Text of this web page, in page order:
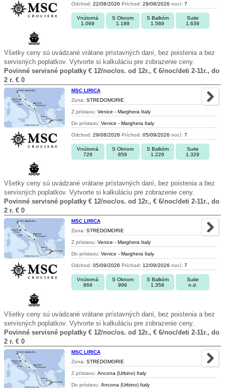
Odchod: 22/08/2026 Príchod: 29/08/2026 nocí: 7
Vnútorná
1.069
S Oknom
1.199
S Balkóm
1.569
Suite
1.639
Všetky ceny sú uvádzané vrátane prístavných daní, bez poistenia a bez
servisných poplatkov. Vytvorte si kalkuláciu pre zobrazenie ceny.
Povinné servisné poplatky € 12/noc/os. od 12r., € 6/noc/deti 2-11r., do
2 r. € 0
MSC LIRICA
Zona: STREDOMORIE
Z prístavu: Venice - Marghera Italy
Do prístavu: Venice - Marghera Italy
Odchod: 29/08/2026 Príchod: 05/09/2026 nocí: 7
Vnútorná
729
S Oknom
859
S Balkóm
1.229
Suite
1.329
Všetky ceny sú uvádzané vrátane prístavných daní, bez poistenia a bez
servisných poplatkov. Vytvorte si kalkuláciu pre zobrazenie ceny.
Povinné servisné poplatky € 12/noc/os. od 12r., € 6/noc/deti 2-11r., do
2 r. € 0
MSC LIRICA
Zona: STREDOMORIE
Z prístavu: Venice - Marghera Italy
Do prístavu: Venice - Marghera Italy
Odchod: 05/09/2026 Príchod: 12/09/2026 nocí: 7
Vnútorná
869
S Oknom
999
S Balkóm
1.359
Suite
n.d.
Všetky ceny sú uvádzané vrátane prístavných daní, bez poistenia a bez
servisných poplatkov. Vytvorte si kalkuláciu pre zobrazenie ceny.
Povinné servisné poplatky € 12/noc/os. od 12r., € 6/noc/deti 2-11r., do
2 r. € 0
MSC LIRICA
Zona: STREDOMORIE
Z prístavu: Ancona (Urbino) Italy
Do prístavu: Ancona (Urbino) Italy